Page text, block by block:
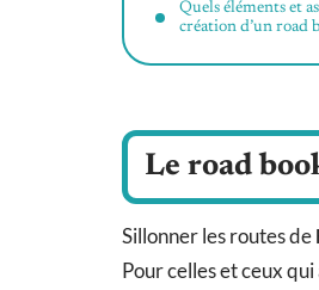
Quels éléments et
création d’un road
Le road
Sillonner les routes de
Pour celles et ceux